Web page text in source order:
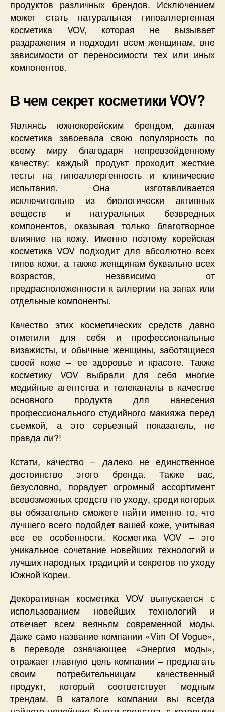
продуктов различных брендов. Исключением
может стать натуральная гипоаллергенная
косметика VOV, которая не вызывает
раздражения и подходит всем женщинам, вне
зависимости от переносимости тех или иных
компонентов.
В чем секрет косметики VOV?
Являясь южнокорейским брендом, данная
косметика завоевала свою популярность по
всему миру благодаря непревзойденному
качеству: каждый продукт проходит жесткие
тесты на гипоаллергенность и клинические
испытания. Она изготавливается
исключительно из биологически активных
веществ и натуральных безвредных
компонентов, оказывая только благотворное
влияние на кожу. Именно поэтому корейская
косметика VOV подходит для абсолютно всех
типов кожи, а также женщинам буквально всех
возрастов, независимо от
предрасположенности к аллергии на запах или
отдельные компоненты.
Качество этих косметических средств давно
отметили для себя и профессиональные
визажисты, и обычные женщины, заботящиеся
своей коже – ее здоровье и красоте. Также
косметику VOV выбрали для себя многие
медийные агентства и телеканалы в качестве
основного продукта для нанесения
профессионального студийного макияжа перед
съемкой, а это серьезный показатель, не
правда ли?!
Кстати, качество – далеко не единственное
достоинство этого бренда. Также вас,
безусловно, порадует огромный ассортимент
всевозможных средств по уходу, среди которых
вы обязательно сможете найти именно то, что
лучшего всего подойдет вашей коже, учитывая
все ее особенности. Косметика VOV – это
уникальное сочетание новейших технологий и
лучших народных традиций и секретов по уходу
Южной Кореи.
Декоративная косметика VOV выпускается с
использованием новейших технологий и
отвечает всем веяньям современной моды.
Даже само название компании «Vim Of Vogue»,
в переводе означающее «Энергия моды»,
отражает главную цель компании – предлагать
своим потребительницам качественный
продукт, который соответствует модным
трендам. В каталоге компании вы всегда